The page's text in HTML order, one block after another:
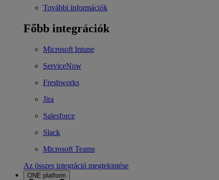
További információk
Főbb integrációk
Microsoft Intune
ServiceNow
Freshworks
Jira
Salesforce
Slack
Microsoft Teams
Az összes integráció megtekintése
ONE platform